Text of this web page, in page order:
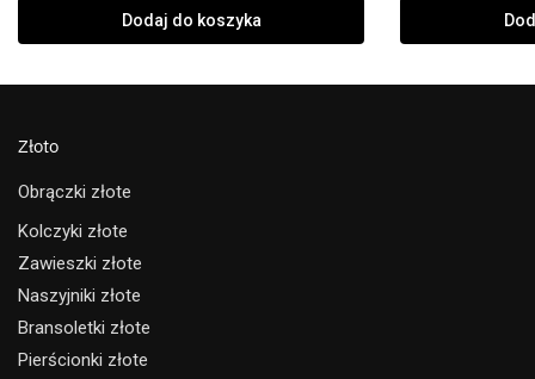
Dodaj do koszyka
Złoto
Obrączki złote
Kolczyki złote
Zawieszki złote
Naszyjniki złote
Bransoletki złote
Pierścionki złote